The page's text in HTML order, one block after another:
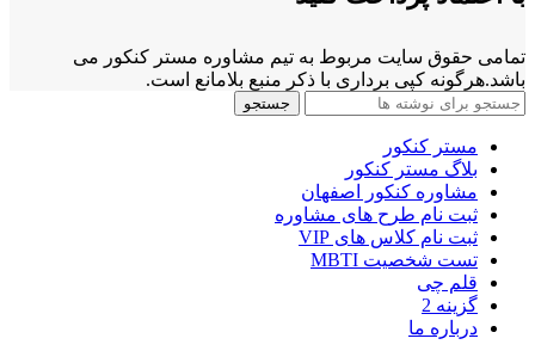
تمامی حقوق سایت مربوط به تیم مشاوره مستر کنکور می
باشد.هرگونه کپی برداری با ذکر منبع بلامانع است.
جستجو
مستر کنکور
بلاگ مستر کنکور
مشاوره کنکور اصفهان
ثبت نام طرح های مشاوره
ثبت نام کلاس های VIP
تست شخصیت MBTI
قلم چی
گزینه 2
درباره ما